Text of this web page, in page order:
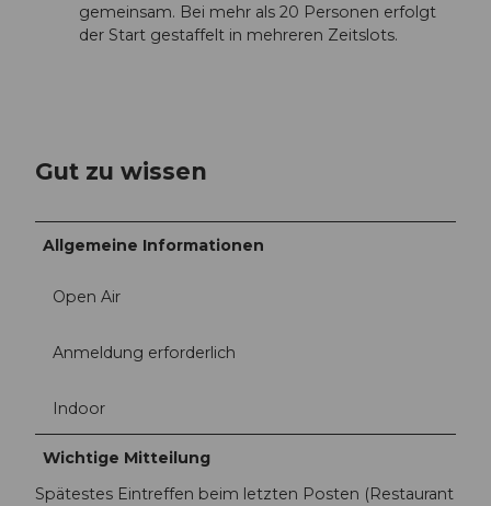
gemeinsam. Bei mehr als 20 Personen erfolgt
der Start gestaffelt in mehreren Zeitslots.
Gut zu wissen
Allgemeine Informationen
Open Air
Anmeldung erforderlich
Indoor
Wichtige Mitteilung
Spätestes Eintreffen beim letzten Posten (Restaurant